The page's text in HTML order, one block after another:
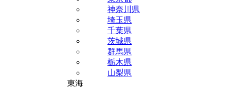
神奈川県
埼玉県
千葉県
茨城県
群馬県
栃木県
山梨県
東海